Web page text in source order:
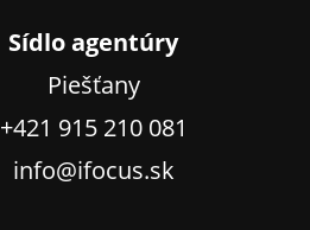
Sídlo agentúry
Piešťany
+421 915 210 081
info@ifocus.sk